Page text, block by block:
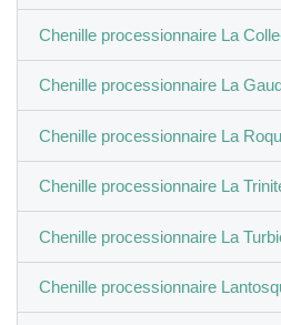
Chenille processionnaire La
Chenille processionnaire La
Chenille processionnaire La
Chenille processionnaire La
Chenille processionnaire La
Chenille processionnaire